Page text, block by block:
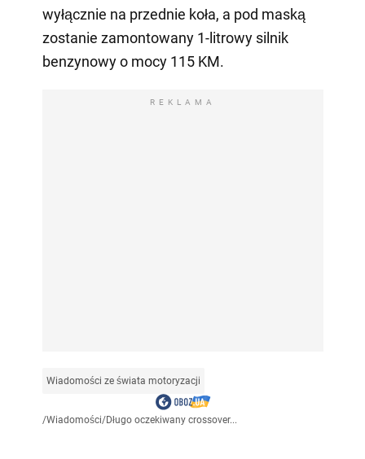
wyłącznie na przednie koła, a pod maską
zostanie zamontowany 1-litrowy silnik
benzynowy o mocy 115 KM.
REKLAMA
Wiadomości ze świata motoryzacji
/Wiadomości/Długo oczekiwany crossover...